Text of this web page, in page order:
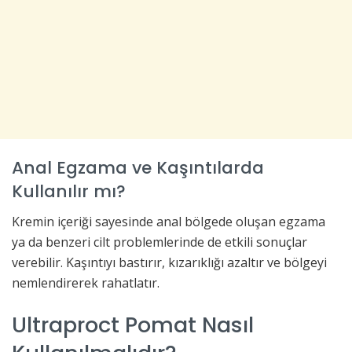
Anal Egzama ve Kaşıntılarda
Kullanılır mı?
Kremin içeriği sayesinde anal bölgede oluşan egzama
ya da benzeri cilt problemlerinde de etkili sonuçlar
verebilir. Kaşıntıyı bastırır, kızarıklığı azaltır ve bölgeyi
nemlendirerek rahatlatır.
Ultraproct Pomat Nasıl